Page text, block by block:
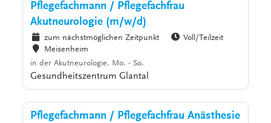
Pflegefachmann / Pflegefachfrau
Akutneurologie (m/w/d)
zum nächstmöglichen Zeitpunkt
Voll/Teilzeit
Meisenheim
in der Akutneurologie. Mo. - So.
Gesundheitszentrum Glantal
Pflegefachmann / Pflegefachfrau Anästhesie